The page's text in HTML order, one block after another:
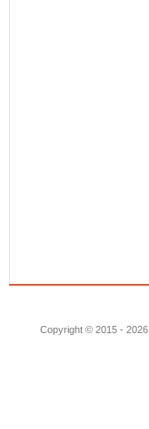
Copyright © 2015 - 2026